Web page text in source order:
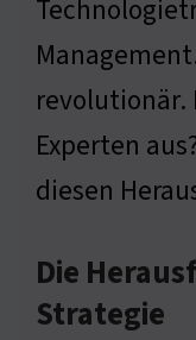
revolutionär.
Experten
diesen
Die
Strategie